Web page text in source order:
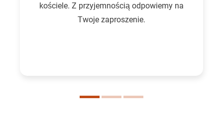
kościele. Z przyjemnością odpowiemy na
Twoje zaproszenie.